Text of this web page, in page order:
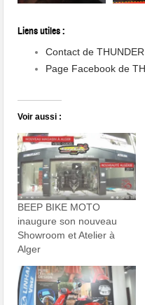
Liens utiles :
Contact de
Page Facebook de
Voir aussi :
BEEP BIKE MOTO
inaugure son nouveau
Showroom et Atelier à
Alger